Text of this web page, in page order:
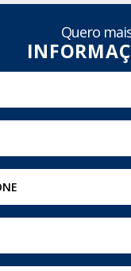
Quero